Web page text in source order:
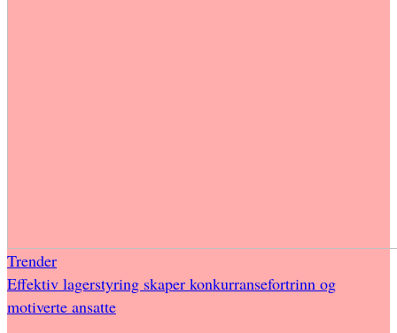
Trender
Effektiv lagerstyring skaper konkurransefortrinn og
motiverte ansatte